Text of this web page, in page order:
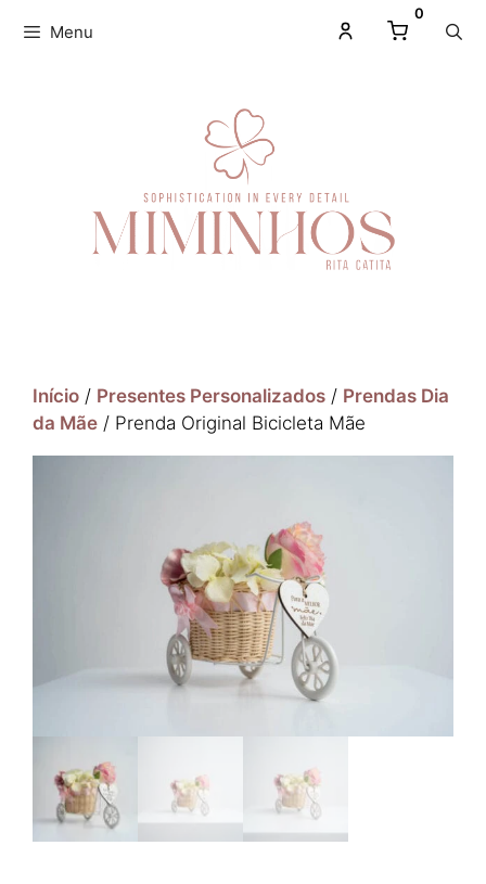
0
Menu
Início / Presentes Personalizados / Prendas Dia
da Mãe / Prenda Original Bicicleta Mãe